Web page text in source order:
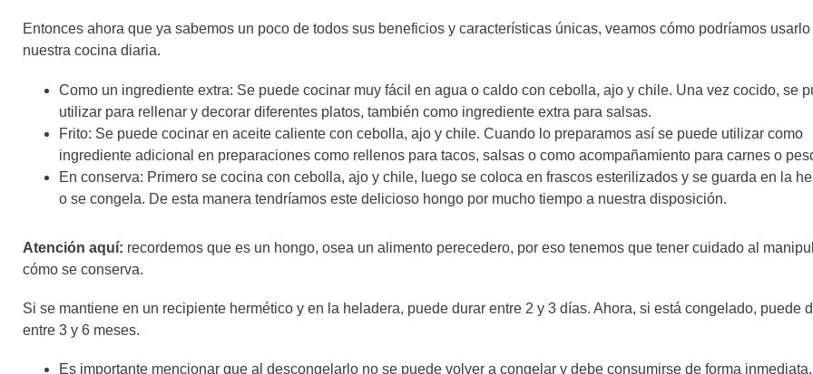
Entonces ahora que ya sabemos un poco de todos sus beneficios y características únicas, veamos cómo podríamos usarlo
nuestra cocina diaria.
Como un ingrediente extra: Se puede cocinar muy fácil en agua o caldo con cebolla, ajo y chile. Una vez cocido, se
utilizar para rellenar y decorar diferentes platos, también como ingrediente extra para salsas.
Frito: Se puede cocinar en aceite caliente con cebolla, ajo y chile. Cuando lo preparamos así se puede utilizar como
ingrediente adicional en preparaciones como rellenos para tacos, salsas o como acompañamiento para carnes o
En conserva: Primero se cocina con cebolla, ajo y chile, luego se coloca en frascos esterilizados y se guarda en la
o se congela. De esta manera tendríamos este delicioso hongo por mucho tiempo a nuestra disposición.
Atención aquí: recordemos que es un hongo, osea un alimento perecedero, por eso tenemos que tener cuidado al
cómo se conserva.
Si se mantiene en un recipiente hermético y en la heladera, puede durar entre 2 y 3 días. Ahora, si está congelado, puede
entre 3 y 6 meses.
Es importante mencionar que al descongelarlo no se puede volver a congelar y debe consumirse de forma inmediata.